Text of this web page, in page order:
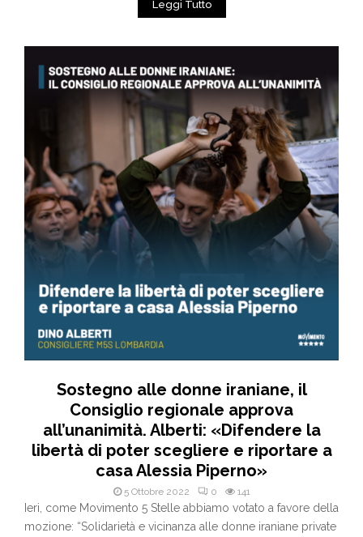
Leggi Tutto
Sostegno alle donne iraniane, il
Consiglio regionale approva
all’unanimità. Alberti: «Difendere la
libertà di poter scegliere e riportare a
casa Alessia Piperno»
5 Ottobre 2022 0 141
Ieri, come Movimento 5 Stelle abbiamo votato a favore della
mozione: “Solidarietà e vicinanza alle donne iraniane private